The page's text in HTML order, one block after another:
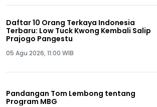
Daftar 10 Orang Terkaya Indonesia
Terbaru: Low Tuck Kwong Kembali Salip
Prajogo Pangestu
05 Agu 2026, 11:00 WIB
Pandangan Tom Lembong tentang
Program MBG